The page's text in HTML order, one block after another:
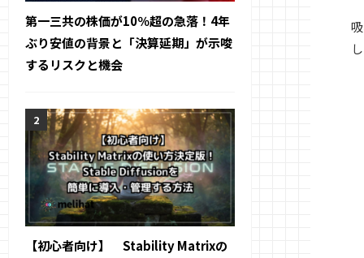
第一三共の株価が10％超の急落！4年
ぶり安値の背景と「決算延期」が示唆
するリスクと機会
【初心者向け】 Stability Matrixの